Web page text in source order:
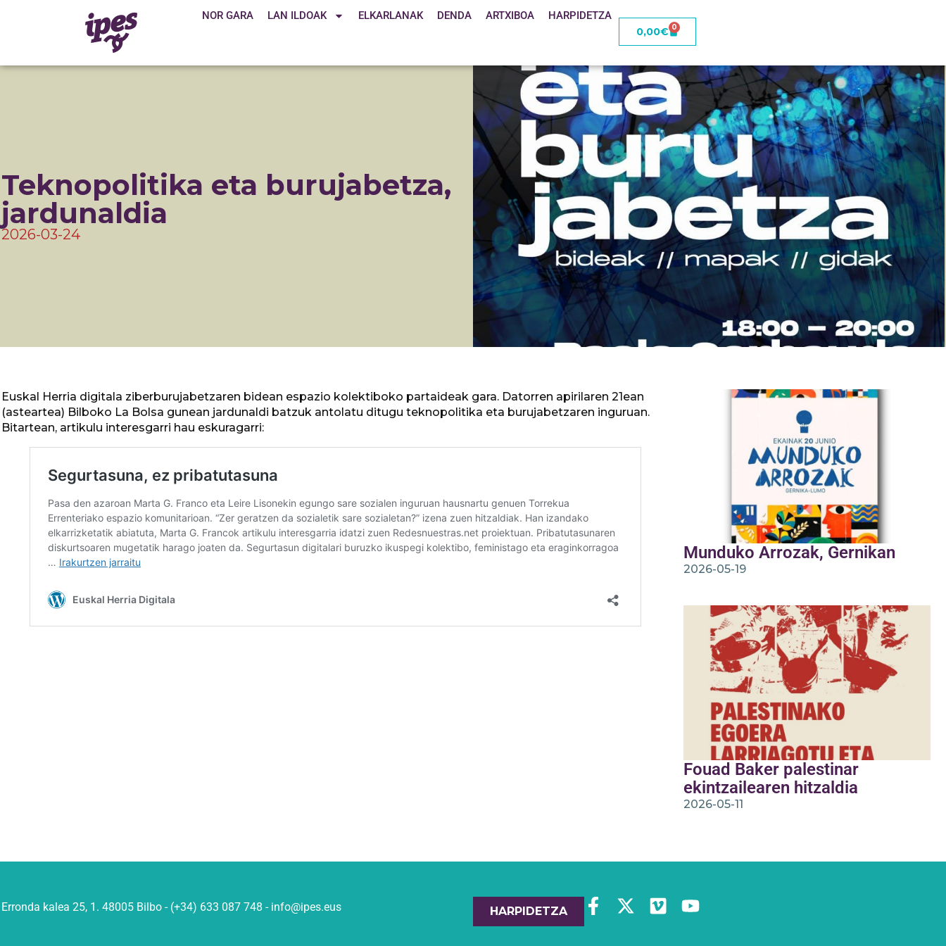
NOR GARA LAN ILDOAK ELKARLANAK DENDA ARTXIBOA
HARPIDETZA
0,00€ 0
Teknopolitika eta burujabetza,
jardunaldia
2026-03-24
Euskal Herria digitala ziberburujabetzaren bidean espazio kolektiboko partaideak gara. Datorren apirilaren 21ean
(asteartea) Bilboko La Bolsa gunean jardunaldi batzuk antolatu ditugu teknopolitika eta burujabetzaren inguruan.
Bitartean, artikulu interesgarri hau eskuragarri:
Munduko Arrozak, Gernikan
2026-05-19
Fouad Baker palestinar
ekintzailearen hitzaldia
2026-05-11
Erronda kalea 25, 1. 48005 Bilbo - (+34) 633 087 748 - info@ipes.eus HARPIDETZA